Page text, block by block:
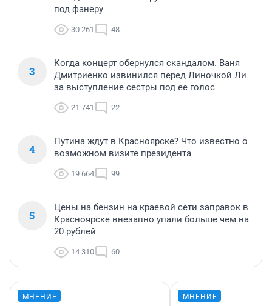
под фанеру
30 261 48
3
Когда концерт обернулся скандалом. Ваня
Дмитриенко извинился перед Линочкой Ли
за выступление сестры под ее голос
21 741 22
4
Путина ждут в Красноярске? Что известно о
возможном визите президента
19 664 99
5
Цены на бензин на краевой сети заправок в
Красноярске внезапно упали больше чем на
20 рублей
14 310 60
МНЕНИЕ МНЕНИЕ